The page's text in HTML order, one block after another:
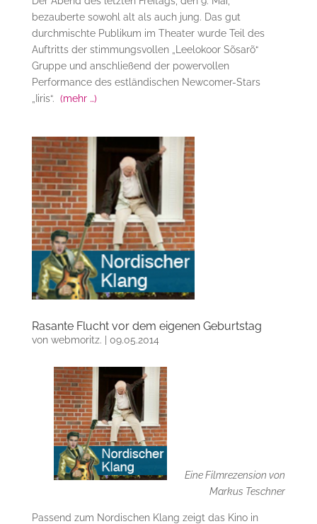
bezauberte sowohl alt als auch jung. Das gut
durchmischte Publikum im Theater wurde Teil des
Auftritts der stimmungsvollen „Leelokoor Sõsarõ“
Gruppe und anschließend der powervollen
Performance des estländischen Newcomer-Stars
„Iiris“. (mehr …)
Rasante Flucht vor dem eigenen Geburtstag
von webmoritz. | 09.05.2014
Eine Filmrezension von
Markus Teschner
Passend zum Nordischen Klang zeigt das Kino in